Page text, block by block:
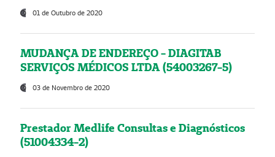
01 de Outubro de 2020
MUDANÇA DE ENDEREÇO - DIAGITAB
SERVIÇOS MÉDICOS LTDA (54003267-5)
03 de Novembro de 2020
Prestador Medlife Consultas e Diagnósticos
(51004334-2)